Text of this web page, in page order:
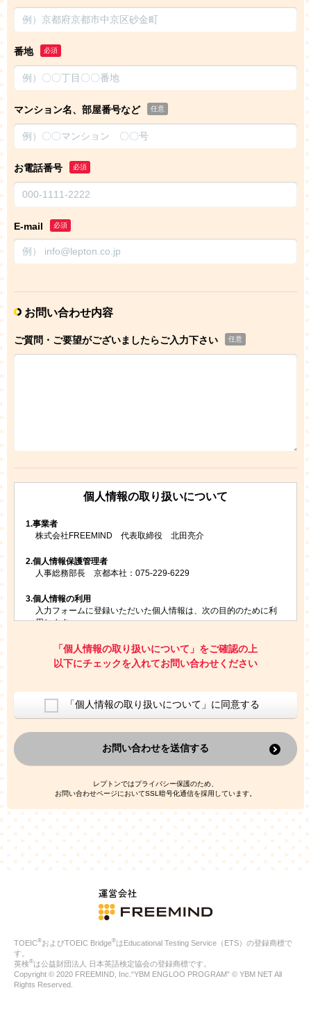
番地 必須
マンション名、部屋番号など 任意
お電話番号 必須
E-mail 必須
お問い合わせ内容
ご質問・ご要望がございましたらご入力下さい 任意
個人情報の取り扱いについて
1.事業者
株式会社FREEMIND 代表取締役 北田亮介
2.個人情報保護管理者
人事総務部長 京都本社：075-229-6229
3.個人情報の利用
入力フォームに登録いただいた個人情報は、次の目的のために利
用します。
お問い合わせにお答えするため
レプトンのキャンペーンや新商品（新サービス）、新規開講教
室等をご案内するため
ご利用者の個人情報を、本人が特定されないデータに不可逆変
換した上で、広告・宣伝・販売促進活動に役立てること
上記の利用目的のために第三者へ提供すること
なお、この利用目的を超えた個人情報の取扱いは行いません。ま
た、これ以外の目的で個人情報を利用することはありません。
人情報を、本人が特定されないデータに不可逆変換した上で第三
者広告配信事業者においてマッチングを行い、その結果に基づい
て広告を配信することがあります。第三者広告配信事業者が、こ
れらの情報を広告配信以外の目的で利用することはありません。
4.
個人情報の第三者への提供
当社は、次の場合を除き、ご本人の同意なしに個人情報を第三者
に提供することはありません。
ご本人の同意がある場合
法令に基づく場合
人の生命、身体または財産の保護のために必要がある場合であ
公衆衛生の向上または児童の健全な育成の推進のために特に必
合
特定した利用目的の達成に必要な範囲内において、個人情報の
「個人情報の取り扱いについて」をご確認の上
以下にチェックを入れてお問い合わせください
「個人情報の取り扱いについて」に同意する
お問い合わせを送信する
レプトンではプライバシー保護のため、
お問い合わせページにおいてSSL暗号化通信を採用しています。
TOEIC®およびTOEIC Bridge®はEducational Testing Service（ETS）の登録商標で
す。
英検®は公益財団法人 日本英語検定協会の登録商標です。
Copyright © 2020 FREEMIND, Inc.“YBM ENGLOO PROGRAM” © YBM NET All
Rights Reserved.